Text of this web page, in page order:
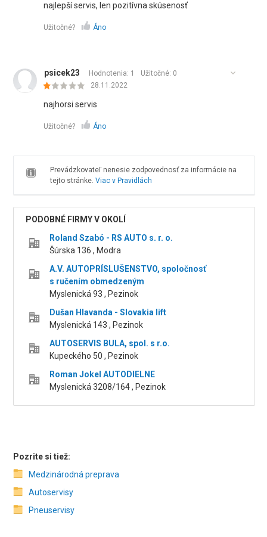
najlepší servis, len pozitívna skúsenosť
Užitočné? Áno
psicek23 Hodnotenia: 1 Užitočné: 0
28.11.2022
najhorsi servis
Užitočné? Áno
Prevádzkovateľ nenesie zodpovednosť za informácie na
tejto stránke. Viac v Pravidlách
PODOBNÉ FIRMY V OKOLÍ
Roland Szabó - RS AUTO s. r. o.
Šúrska 136 , Modra
A.V. AUTOPRÍSLUŠENSTVO, spoločnosť
s ručením obmedzeným
Myslenická 93 , Pezinok
Dušan Hlavanda - Slovakia lift
Myslenická 143 , Pezinok
AUTOSERVIS BULA, spol. s r.o.
Kupeckého 50 , Pezinok
Roman Jokel AUTODIELNE
Myslenická 3208/164 , Pezinok
Pozrite si tiež:
Medzinárodná preprava
Autoservisy
Pneuservisy